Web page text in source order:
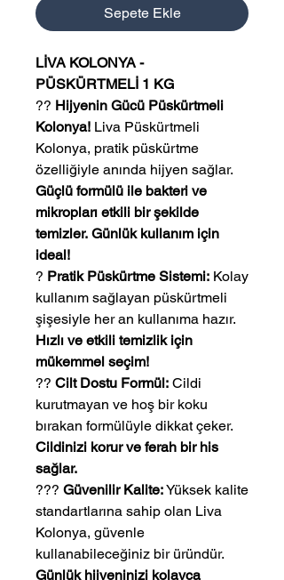
Sepete Ekle
LİVA KOLONYA -
PÜSKÜRTMELİ 1 KG
?? Hijyenin Gücü Püskürtmeli
Kolonya! Liva Püskürtmeli
Kolonya, pratik püskürtme
özelliğiyle anında hijyen sağlar.
Güçlü formülü ile bakteri ve
mikropları etkili bir şekilde
temizler. Günlük kullanım için
ideal!
? Pratik Püskürtme Sistemi: Kolay
kullanım sağlayan püskürtmeli
şişesiyle her an kullanıma hazır.
Hızlı ve etkili temizlik için
mükemmel seçim!
?? Cilt Dostu Formül: Cildi
kurutmayan ve hoş bir koku
bırakan formülüyle dikkat çeker.
Cildinizi korur ve ferah bir his
sağlar.
??? Güvenilir Kalite:Yüksek kalite
standartlarına sahip olan Liva
Kolonya, güvenle
kullanabileceğiniz bir üründür.
Günlük hijyeninizi kolayca